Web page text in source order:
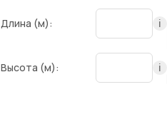
Длина (м): ℹ
Высота (м): ℹ